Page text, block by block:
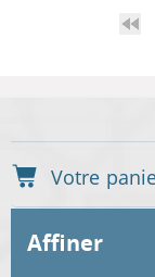
affiner